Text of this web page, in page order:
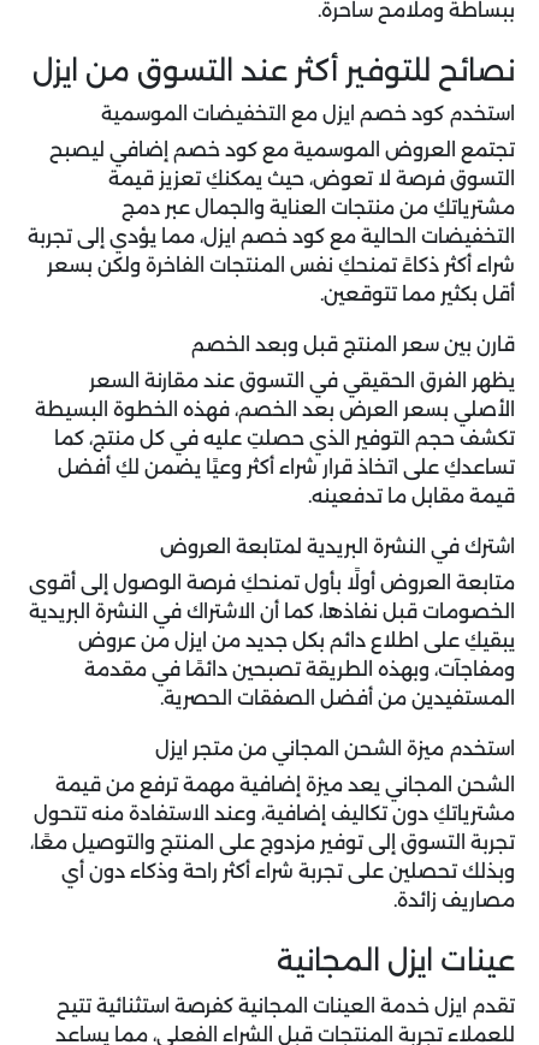
ببساطة وملامح ساحرة.
نصائح للتوفير أكثر عند التسوق من ايزل
استخدم كود خصم ايزل مع التخفيضات الموسمية
تجتمع العروض الموسمية مع كود خصم إضافي ليصبح
التسوق فرصة لا تعوض، حيث يمكنكِ تعزيز قيمة
مشترياتكِ من منتجات العناية والجمال عبر دمج
التخفيضات الحالية مع كود خصم ايزل، مما يؤدي إلى تجربة
شراء أكثر ذكاءً تمنحكِ نفس المنتجات الفاخرة ولكن بسعر
أقل بكثير مما تتوقعين.
قارن بين سعر المنتج قبل وبعد الخصم
يظهر الفرق الحقيقي في التسوق عند مقارنة السعر
الأصلي بسعر العرض بعد الخصم، فهذه الخطوة البسيطة
تكشف حجم التوفير الذي حصلتِ عليه في كل منتج، كما
تساعدكِ على اتخاذ قرار شراء أكثر وعيًا يضمن لكِ أفضل
قيمة مقابل ما تدفعينه.
اشترك في النشرة البريدية لمتابعة العروض
متابعة العروض أولًا بأول تمنحكِ فرصة الوصول إلى أقوى
الخصومات قبل نفاذها، كما أن الاشتراك في النشرة البريدية
يبقيكِ على اطلاع دائم بكل جديد من ايزل من عروض
ومفاجآت، وبهذه الطريقة تصبحين دائمًا في مقدمة
المستفيدين من أفضل الصفقات الحصرية.
استخدم ميزة الشحن المجاني من متجر ايزل
الشحن المجاني يعد ميزة إضافية مهمة ترفع من قيمة
مشترياتكِ دون تكاليف إضافية، وعند الاستفادة منه تتحول
تجربة التسوق إلى توفير مزدوج على المنتج والتوصيل معًا،
وبذلك تحصلين على تجربة شراء أكثر راحة وذكاء دون أي
مصاريف زائدة.
عينات ايزل المجانية
تقدم ايزل خدمة العينات المجانية كفرصة استثنائية تتيح
للعملاء تجربة المنتجات قبل الشراء الفعلي، مما يساعد